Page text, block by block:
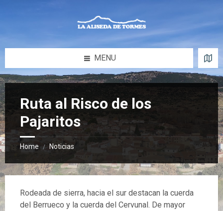
MENU
Ruta al Risco de los
Pajaritos
Home / Noticias
Rodeada de sierra, hacia el sur destacan la cuerda
del Berrueco y la cuerda del Cervunal. De mayor